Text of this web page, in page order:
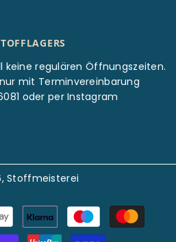
regulären Öffnungszeiten.
mit Terminvereinbarung
oder per Instagram
Stoffmeisterei
Zahlungsarten